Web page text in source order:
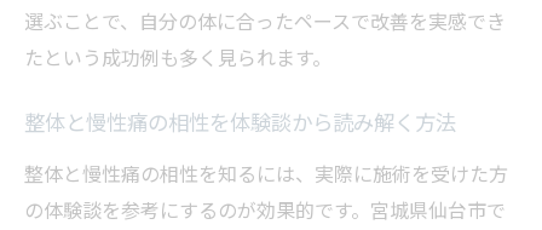
選ぶことで、自分の体に合ったペースで改善を実感でき
たという成功例も多く見られます。
整体と慢性痛の相性を体験談から読み解く方法
整体と慢性痛の相性を知るには、実際に施術を受けた方
の体験談を参考にするのが効果的です。宮城県仙台市で